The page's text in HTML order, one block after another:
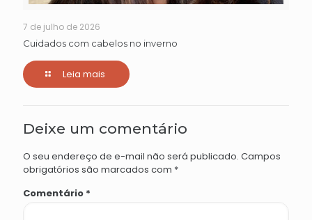
7 de julho de 2026
Cuidados com cabelos no inverno
Leia mais
Deixe um comentário
O seu endereço de e-mail não será publicado. Campos
obrigatórios são marcados com *
Comentário *